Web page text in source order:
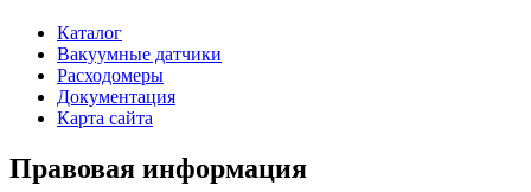
Каталог
Вакуумные датчики
Расходомеры
Документация
Карта сайта
Правовая информация